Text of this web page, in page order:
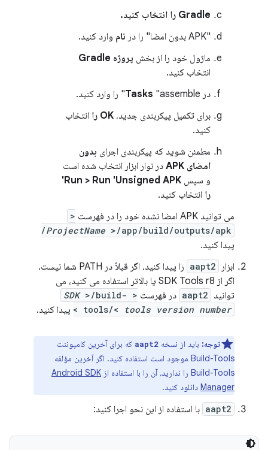
Gradle را انتخاب کنید.
"APK بدون امضا" را در
نام وارد کنید.
ماژول خود را از بخش پروژه Gradle
انتخاب کنید.
در
Tasks "assemble" را وارد کنید.
برای تکمیل پیکربندی جدید، OK را
انتخاب
کنید.
مطمئن شوید که پیکربندی اجرای بدون
امضای APK
در نوار ابزار انتخاب شده است
و سپس
Run > Run 'Unsigned APK'
را انتخاب کنید.
می توانید APK امضا نشده خود را در فهرست
<
ProjectName >/app/build/outputs/apk/
پیدا کنید.
ابزار
aapt2
را پیدا کنید، اگر قبلاً در PATH شما نیست.
اگر از SDK Tools r8 یا بالاتر استفاده می کنید، می
توانید aapt2 در فهرست <
SDK>/build-
tools/<
tools version number
> پیدا کنید.
توجه: باید از نسخه aapt2 که برای آخرین کامپوننت
Build-Tools موجود است استفاده کنید. اگر آخرین مؤلفه
Build-Tools را ندارید، آن را با استفاده از
Android SDK
Manager دانلود کنید.
aapt2 با استفاده از این نحو اجرا کنید: